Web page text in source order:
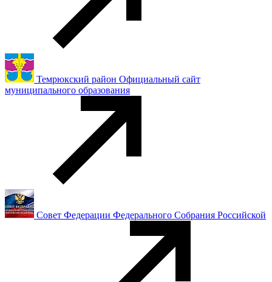
Темрюкский район Официальный сайт
муниципального образования
Совет Федерации Федерального Собрания Российской